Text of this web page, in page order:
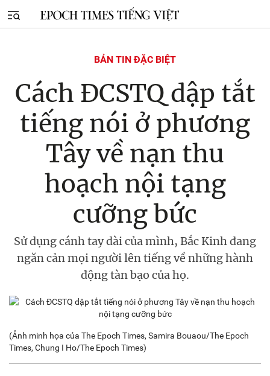
BẢN TIN ĐẶC BIỆT
Cách ĐCSTQ dập tắt
tiếng nói ở phương
Tây về nạn thu
hoạch nội tạng
cưỡng bức
Sử dụng cánh tay dài của mình, Bắc Kinh đang
ngăn cản mọi người lên tiếng về những hành
động tàn bạo của họ.
(Ảnh minh họa của The Epoch Times, Samira Bouaou/The Epoch
Times, Chung I Ho/The Epoch Times)